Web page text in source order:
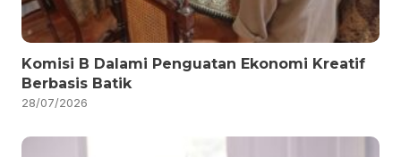
Komisi B Dalami Penguatan Ekonomi Kreatif
Berbasis Batik
28/07/2026